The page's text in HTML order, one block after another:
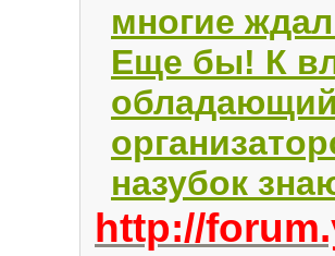
многие
Еще бы! К
назубок
http://